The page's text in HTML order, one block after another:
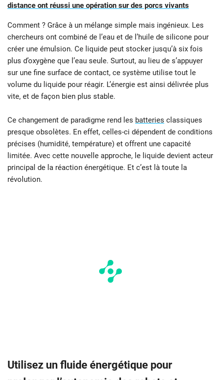
distance ont réussi une opération sur des porcs vivants
Comment ? Grâce à un mélange simple mais ingénieux. Les
chercheurs ont combiné de l’eau et de l’huile de silicone pour
créer une émulsion. Ce liquide peut stocker jusqu’à six fois
plus d’oxygène que l’eau seule. Surtout, au lieu de s’appuyer
sur une fine surface de contact, ce système utilise tout le
volume du liquide pour réagir. L’énergie est ainsi délivrée plus
vite, et de façon bien plus stable.
Ce changement de paradigme rend les batteries classiques
presque obsolètes. En effet, celles-ci dépendent de conditions
précises (humidité, température) et offrent une capacité
limitée. Avec cette nouvelle approche, le liquide devient acteur
principal de la réaction énergétique. Et c’est là toute la
révolution.
Utilisez un fluide énergétique pour